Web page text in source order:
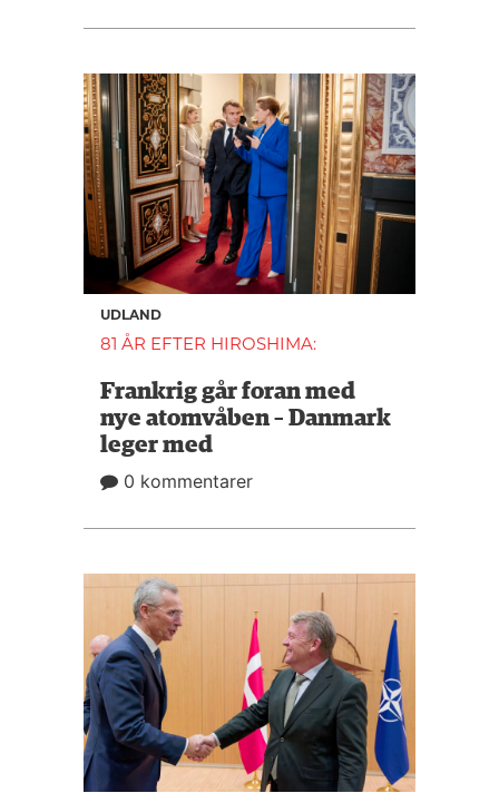
UDLAND
81 ÅR EFTER HIROSHIMA:
Frankrig går foran med
nye atomvåben – Danmark
leger med
0 kommentarer